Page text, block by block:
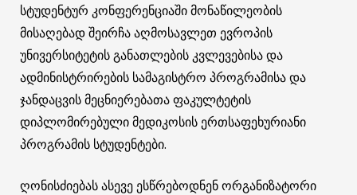
სტუდენტურ კონფერენციაში მონაწილეობის
მისაღებად შეირჩა აღმოსავლეთ ევროპის
უნივერსიტეტის განათლების კვლევებისა და
ადმინისტრირების სამაგისტრო პროგრამისა და
ჯანდაცვის მეცნიერებათა ფაკულტეტის
დიპლომირებული მედიკოსის ერთსაფეხურიანი
პროგრამის სტუდენტები.
ღონისძიებას ასევე ესწრებოდნენ ორგანიზატორი